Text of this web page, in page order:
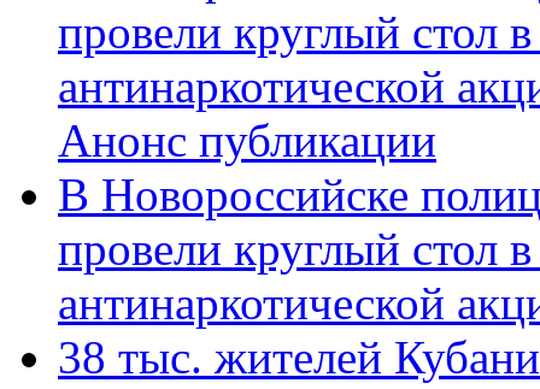
провели круглый стол
антинаркотической
Анонс публикации
В Новороссийске
провели круглый стол
антинаркотической
38 тыс. жителей